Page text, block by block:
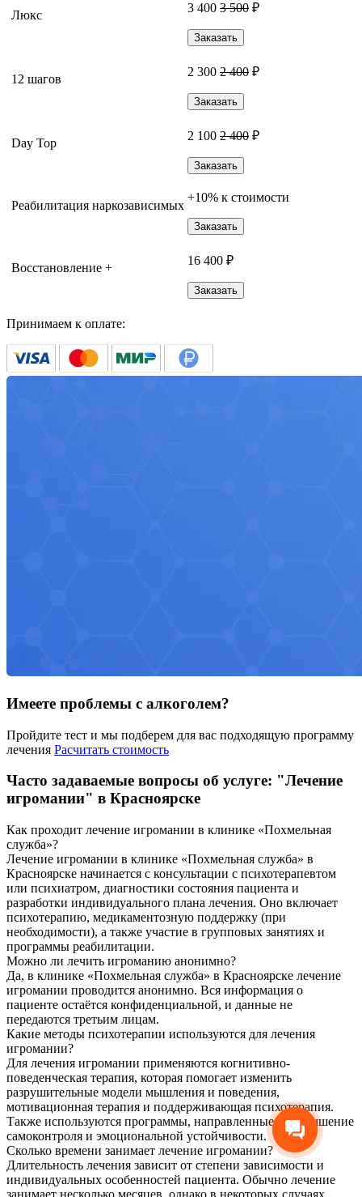
Люкс
3 400 3 500 ₽
Заказать
12 шагов
2 300 2 400 ₽
Заказать
Day Top
2 100 2 400 ₽
Заказать
Реабилитация наркозависимых
+10% к стоимости
Заказать
Восстановление +
16 400 ₽
Заказать
Принимаем к оплате:
Имеете проблемы с алкоголем?
Пройдите тест и мы подберем для вас подходящую программу
лечения Расчитать стоимость
Часто задаваемые вопросы об услуге: "Лечение
игромании" в Красноярске
Как проходит лечение игромании в клинике «Похмельная
служба»?
Лечение игромании в клинике «Похмельная служба» в
Красноярске начинается с консультации с психотерапевтом
или психиатром, диагностики состояния пациента и
разработки индивидуального плана лечения. Оно включает
психотерапию, медикаментозную поддержку (при
необходимости), а также участие в групповых занятиях и
программы реабилитации.
Можно ли лечить игроманию анонимно?
Да, в клинике «Похмельная служба» в Красноярске лечение
игромании проводится анонимно. Вся информация о
пациенте остаётся конфиденциальной, и данные не
передаются третьим лицам.
Какие методы психотерапии используются для лечения
игромании?
Для лечения игромании применяются когнитивно-
поведенческая терапия, которая помогает изменить
разрушительные модели мышления и поведения,
мотивационная терапия и поддерживающая психотерапия.
Также используются программы, направленные на улучшение
самоконтроля и эмоциональной устойчивости.
Сколько времени занимает лечение игромании?
Длительность лечения зависит от степени зависимости и
индивидуальных особенностей пациента. Обычно лечение
занимает несколько месяцев, однако в некоторых случаях